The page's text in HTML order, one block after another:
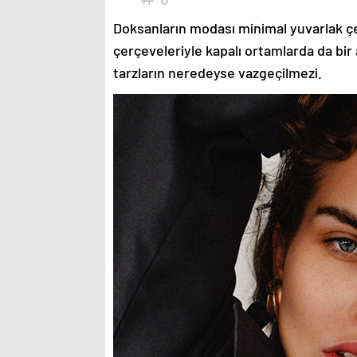
Doksanların modası minimal
çerçeveleriyle kapalı ortamlarda da
tarzların neredeyse vazgeçilmezi.